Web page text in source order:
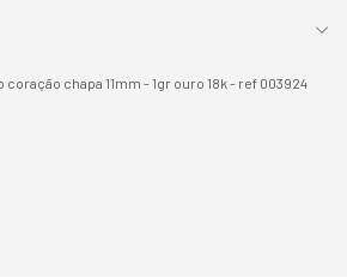
chapa 11mm - 1gr ouro 18k - ref 003924